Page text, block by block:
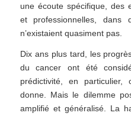
une écoute spécifique, des
et professionnelles, dans
n’existaient quasiment pas.
Dix ans plus tard, les
du cancer ont été
prédictivité, en particulier,
donne. Mais le dilemme
amplifié et généralisé. La